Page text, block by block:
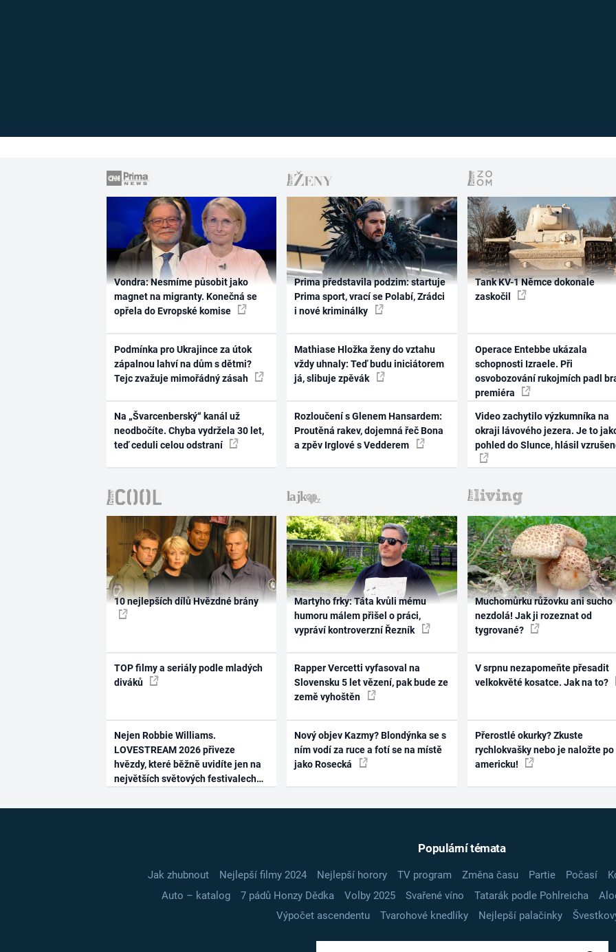
Vondra: Nesmíme působit jako
magnet na migranty. Konečná se
opřela do Evropské komise
Podmínka pro Ukrajince za útok
zápalnou lahví na dům s dětmi?
Tejc zvažuje mimořádný zásah
Na „Švarcenberský“ kanál už
neodbočíte. Chyba vydržela 30 let,
teď ceduli celou odstraní
Prima představila podzim: startuje
Prima sport, vrací se Polabí, Zrádci
i nové kriminálky
Mathiase Hložka ženy do vztahu
vždy uhnaly: Teď budu iniciátorem
já, slibuje zpěvák
Rozloučení s Glenem Hansardem:
Proutěná rakev, dojemná řeč Bona
a zpěv Irglové s Vedderem
Tank KV-1 Němce dokonale
zaskočil
Operace Entebbe ukázala
schopnosti Izraele. Při
osvobozování rukojmích padl
premiéra
Video zachytilo výzkumníka na
okraji lávového jezera. Je to
pohled do Slunce, hlásil
10 nejlepších dílů Hvězdné brány
TOP filmy a seriály podle mladých
diváků
Nejen Robbie Williams.
LOVESTREAM 2026 přiveze
hvězdy, které běžně uvidíte jen na
největších světových festivalech
Martyho frky: Táta kvůli mému
humoru málem přišel o práci,
vypráví kontroverzní Řezník
Rapper Vercetti vyfasoval na
Slovensku 5 let vězení, pak bude ze
země vyhoštěn
Nový objev Kazmy? Blondýnka se s
ním vodí za ruce a fotí se na místě
jako Rosecká
Muchomůrku růžovku ani sucho
nezdolá! Jak ji rozeznat od
tygrované?
V srpnu nezapomeňte přesadit
velkokvěté kosatce. Jak na to?
Přerostlé okurky? Zkuste
rychlokvašky nebo je naložte po
americku!
Populární témata
Jak zhubnout Nejlepší filmy 2024 Nejlepší horory TV program Změna času Partie Počasí
Auto – katalog
7 pádů Honzy Dědka Volby 2025 Svařené víno Tatarák podle Pohlreicha
Výpočet ascendentu
Tvarohové knedlíky Nejlepší palačinky